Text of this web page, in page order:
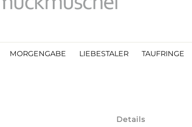
MORGENGABE LIEBESTALER TAUFRINGE
Details